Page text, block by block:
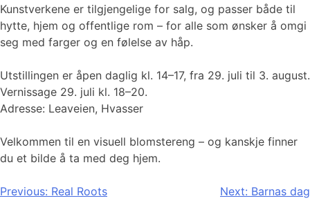
Kunstverkene er tilgjengelige for salg, og passer både til
hytte, hjem og offentlige rom – for alle som ønsker å omgi
seg med farger og en følelse av håp.
Utstillingen er åpen daglig kl. 14–17, fra 29. juli til 3. august.
Vernissage 29. juli kl. 18–20.
Adresse: Leaveien, Hvasser
Velkommen til en visuell blomstereng – og kanskje finner
du et bilde å ta med deg hjem.
Innleggsnavigasjon
Previous: Real Roots Next: Barnas dag